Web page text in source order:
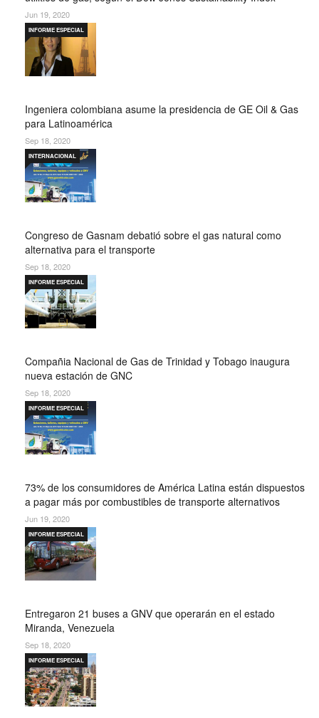
Jun 19, 2020
Ingeniera colombiana asume la presidencia de GE Oil & Gas
para Latinoamérica
INFORME ESPECIAL
Sep 18, 2020
Congreso de Gasnam debatió sobre el gas natural como
alternativa para el transporte
INTERNACIONAL
Sep 18, 2020
Compañia Nacional de Gas de Trinidad y Tobago inaugura
nueva estación de GNC
INFORME ESPECIAL
Sep 18, 2020
73% de los consumidores de América Latina están dispuestos
a pagar más por combustibles de transporte alternativos
INFORME ESPECIAL
Jun 19, 2020
Entregaron 21 buses a GNV que operarán en el estado
Miranda, Venezuela
INFORME ESPECIAL
Sep 18, 2020
INFORME ESPECIAL